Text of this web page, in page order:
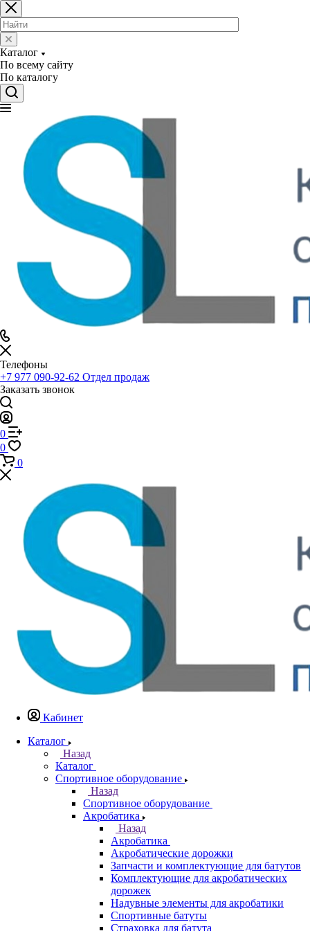
Каталог
По всему сайту
По каталогу
Телефоны
+7 977 090-92-62 Отдел продаж
Заказать звонок
0
0
0
Кабинет
Каталог
Назад
Каталог
Спортивное оборудование
Назад
Спортивное оборудование
Акробатика
Назад
Акробатика
Акробатические дорожки
Запчасти и комплектующие для батутов
Комплектующие для акробатических
дорожек
Надувные элементы для акробатики
Спортивные батуты
Страховка для батута